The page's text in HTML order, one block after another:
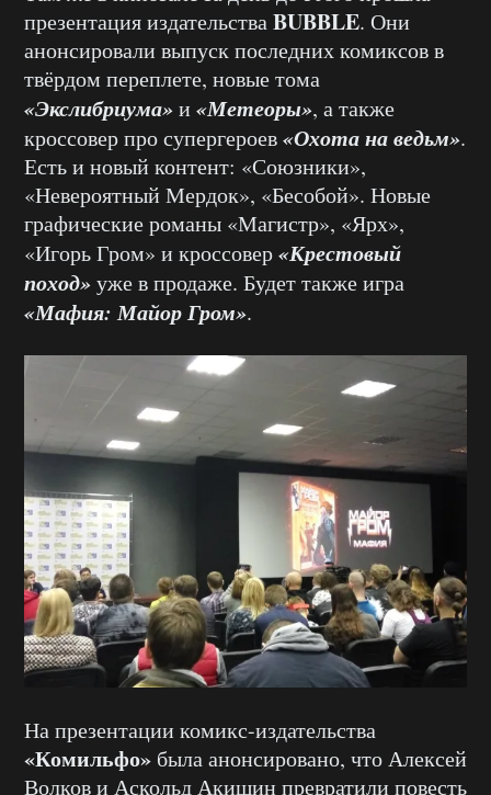
презентация издательстваBUBBLE. Они
анонсировали выпуск последних комиксов в
твёрдом переплете, новые тома
«Экслибриума»и «Метеоры», а также
кроссовер про супергероев«Охота на ведьм».
Есть и новый контент: «Союзники»,
«Невероятный Мердок», «Бесобой». Новые
графические романы «Магистр», «Ярх»,
«Игорь Гром» и кроссовер«Крестовый
поход»уже в продаже. Будет также игра
«Мафия: Майор Гром».
На презентации комикс-издательства
«Комильфо» была анонсировано, что Алексей
Волков и Аскольд Акишин превратили повесть